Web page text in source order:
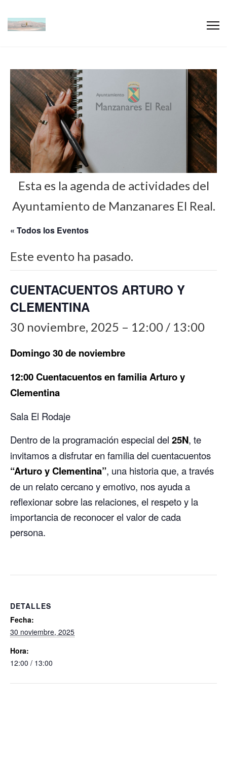
Esta es la agenda de actividades del
Ayuntamiento de Manzanares El Real.
« Todos los Eventos
Este evento ha pasado.
CUENTACUENTOS ARTURO Y
CLEMENTINA
30 noviembre, 2025 – 12:00 / 13:00
Domingo 30 de noviembre
12:00 Cuentacuentos en familia Arturo y
Clementina
Sala El Rodaje
Dentro de la programación especial del 25N, te
invitamos a disfrutar en familia del cuentacuentos
“Arturo y Clementina”, una historia que, a través
de un relato cercano y emotivo, nos ayuda a
reflexionar sobre las relaciones, el respeto y la
importancia de reconocer el valor de cada
persona.
DETALLES
Fecha:
30 noviembre, 2025
Hora:
12:00 / 13:00